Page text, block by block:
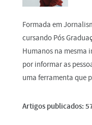
Formada em
cursando Pós
Humanos na mesma
por informar as
uma ferramenta que
Artigos publicados: